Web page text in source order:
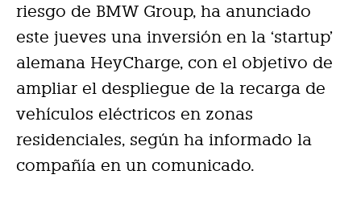
riesgo de BMW Group, ha anunciado
este jueves una inversión en la ‘startup’
alemana HeyCharge, con el objetivo de
ampliar el despliegue de la recarga de
vehículos eléctricos en zonas
residenciales, según ha informado la
compañía en un comunicado.